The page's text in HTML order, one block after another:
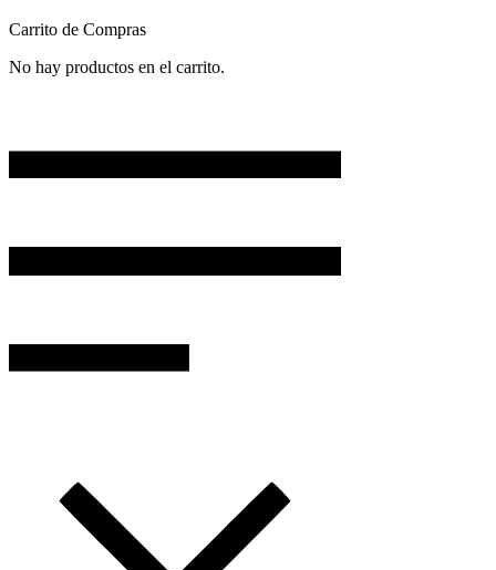
Carrito de Compras
No hay productos en el carrito.